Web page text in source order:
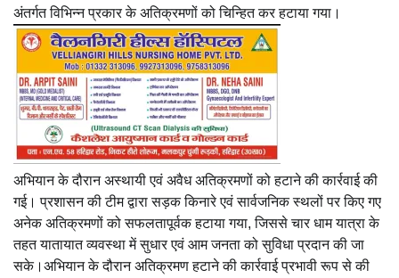
अंतर्गत विभिन्न प्रकार के अतिक्रमणों को चिन्हित कर हटाया गया।
अभियान के दौरान अस्थायी एवं अवैध अतिक्रमणों को हटाने की कार्रवाई की
गई। प्रशासन की टीम द्वारा सड़क किनारे एवं सार्वजनिक स्थलों पर किए गए
अनेक अतिक्रमणों को सफलतापूर्वक हटाया गया, जिससे चार धाम यात्रा के
तहत यातायात व्यवस्था में सुधार एवं आम जनता को सुविधा प्रदान की जा
सके।अभियान के दौरान अतिक्रमण हटाने की कार्रवाई प्रभावी रूप से की